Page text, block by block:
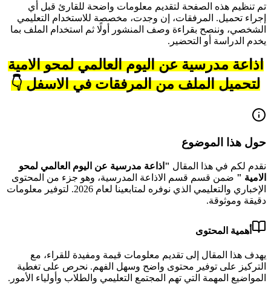
تم تنظيم هذه الصفحة لتقديم معلومات واضحة للقارئ قبل أي
إجراء تحميل. المرفقات، إن وجدت، مخصصة للاستخدام التعليمي
الشخصي، وننصح بقراءة وصف المنشور أولًا ثم استخدام الملف بما
يخدم الدراسة أو التحضير.
اذاعة مدرسية عن اليوم العالمي لمحو الامية
لتحميل الملف من المرفقات في الاسفل 👇
حول هذا الموضوع
نقدم لكم في هذا المقال " اذاعة مدرسية عن اليوم العالمي لمحو
الامية " ضمن قسم قسم الاذاعة المدرسية، وهو جزء من المحتوى
الإخباري والتعليمي الذي نوفره لمتابعينا لعام 2026
. لتوفير معلومات
دقيقة وموثوقة.
أهمية المحتوى
يهدف هذا المقال إلى تقديم معلومات قيمة ومفيدة للقراء، مع
التركيز على توفير محتوى واضح وسهل الفهم. نحرص على تغطية
المواضيع المهمة التي تهم المجتمع التعليمي والطلاب وأولياء الأمور.